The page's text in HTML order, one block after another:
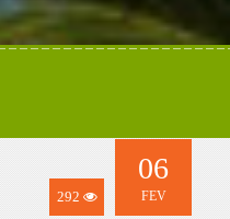
292
06
FEV